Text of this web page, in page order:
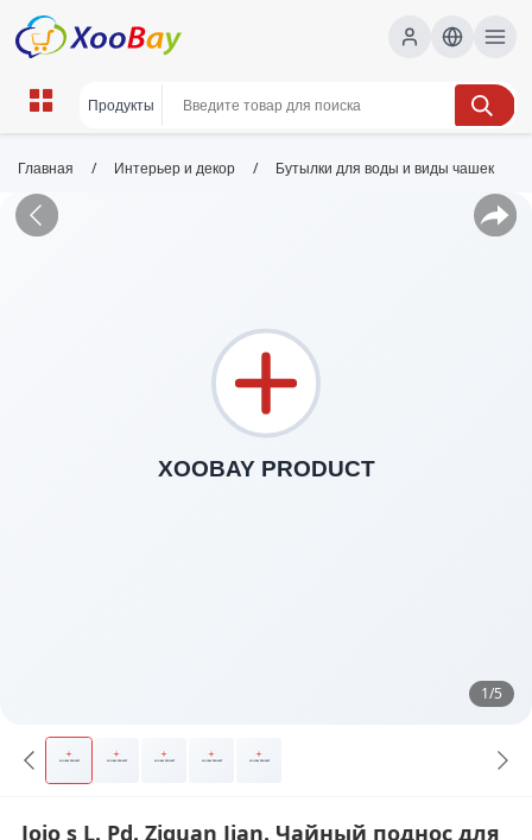
Главная / Интерьер и декор / Бутылки для воды и виды чашек
1/5
Jojo s L. Pd. Ziquan Jian. Чайный поднос для